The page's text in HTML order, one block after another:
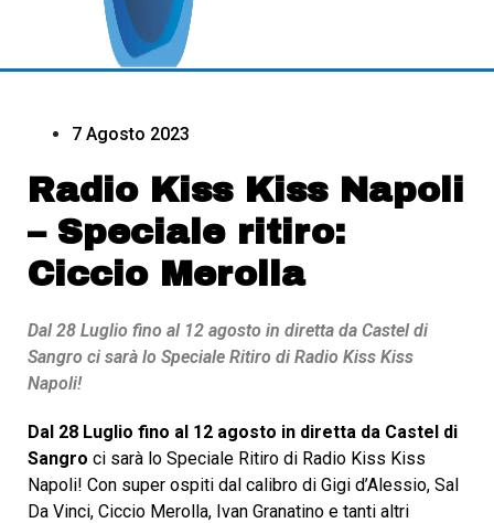
7 Agosto 2023
Radio Kiss Kiss Napoli
– Speciale ritiro:
Ciccio Merolla
Dal 28 Luglio fino al 12 agosto in diretta da Castel di
Sangro ci sarà lo Speciale Ritiro di Radio Kiss Kiss
Napoli!
Dal 28 Luglio fino al 12 agosto in diretta da Castel di
Sangro ci sarà lo Speciale Ritiro di Radio Kiss Kiss
Napoli! Con super ospiti dal calibro di Gigi d’Alessio, Sal
Da Vinci, Ciccio Merolla, Ivan Granatino e tanti altri